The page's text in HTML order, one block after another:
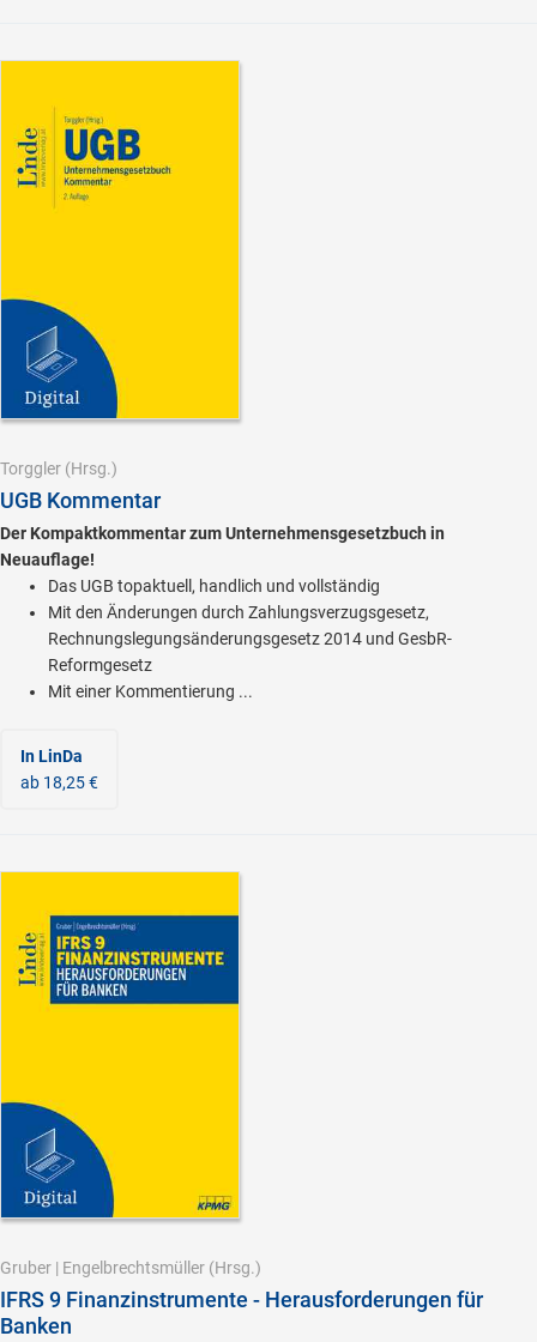
Torggler (Hrsg.)
UGB Kommentar
Der Kompaktkommentar zum Unternehmensgesetzbuch in
Neuauflage!
Das UGB topaktuell, handlich und vollständig
Mit den Änderungen durch Zahlungsverzugsgesetz,
Rechnungslegungsänderungsgesetz 2014 und GesbR-
Reformgesetz
Mit einer Kommentierung ...
In LinDa
ab 18,25 €
Gruber | Engelbrechtsmüller (Hrsg.)
IFRS 9 Finanzinstrumente - Herausforderungen für
Banken